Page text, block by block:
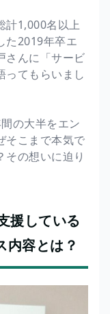
計1,000名以上
た2019年卒エ
さんに「サービ
ってもらいまし
の大半をエン
そこまで本気で
の想いに迫り
援している
内容とは？